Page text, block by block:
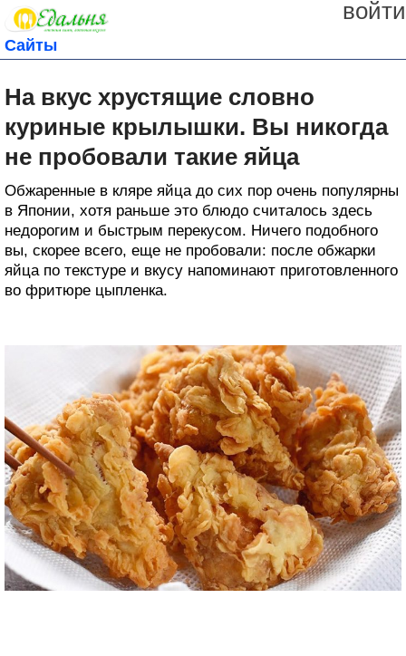
войти
Сайты
На вкус хрустящие словно
куриные крылышки. Вы никогда
не пробовали такие яйца
Обжаренные в кляре яйца до сих пор очень популярны
в Японии, хотя раньше это блюдо считалось здесь
недорогим и быстрым перекусом. Ничего подобного
вы, скорее всего, еще не пробовали: после обжарки
яйца по текстуре и вкусу напоминают приготовленного
во фритюре цыпленка.